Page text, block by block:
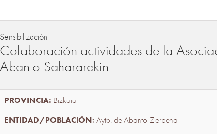
Sensibilización
Colaboración actividades de la
Abanto Sahararekin
Bizkaia
Ayto. de Abanto-Zierbena